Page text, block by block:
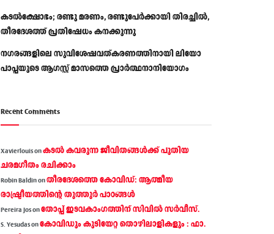
കടൽക്ഷോഭം; രണ്ടു മരണം, രണ്ടുപേർക്കായി തിരച്ചിൽ,
തീരദേശത്ത് പ്രതിഷേധം കനക്കുന്നു
നഗരങ്ങളിലെ സുവിശേഷവത്കരണത്തിനായി ലിയോ
പാപ്പയുടെ ആഗസ്റ്റ് മാസത്തെ പ്രാര്‍ത്ഥനാനിയോഗം
Recent Comments
Xavierlouisonകടല്‍ കവരുന്ന ജീവിതങ്ങള്‍ക്ക് പുതിയ
ചരമഗീതം രചിക്കാം
Robin Baldinonതീരദേശത്തെ കോവിഡ്: ആത്മീയ
രാഷ്ട്രീയത്തിന്റെ തൂത്തൂര്‍ പാഠങ്ങൾ
Pereira Josonതോപ്പ് ഇടവകാംഗത്തിന് സിവിൽ സർവീസ്.
S. Yesudasonകോവിഡും കുടിയേറ്റ തൊഴിലാളികളും : ഫാ.